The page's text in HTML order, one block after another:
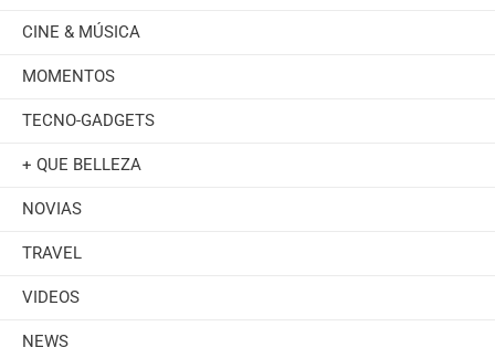
CINE & MÚSICA
MOMENTOS
TECNO-GADGETS
+ QUE BELLEZA
NOVIAS
TRAVEL
VIDEOS
NEWS